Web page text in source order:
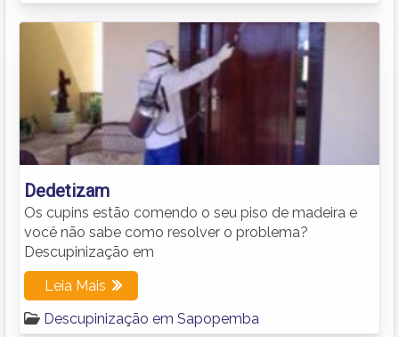
Dedetizam
Os cupins estão comendo o seu piso de madeira e
você não sabe como resolver o problema?
Descupinização em
Leia Mais
Descupinização em Sapopemba